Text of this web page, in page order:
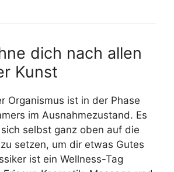
dich nach allen
Kunst
Organismus ist in der Phase
im Ausnahmezustand. Es
selbst ganz oben auf die
setzen, um dir etwas Gutes
ist ein Wellness-Tag